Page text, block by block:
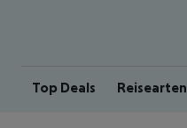
Top Deals Reisearten